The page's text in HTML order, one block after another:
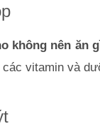
không nên ăn
vitamin và